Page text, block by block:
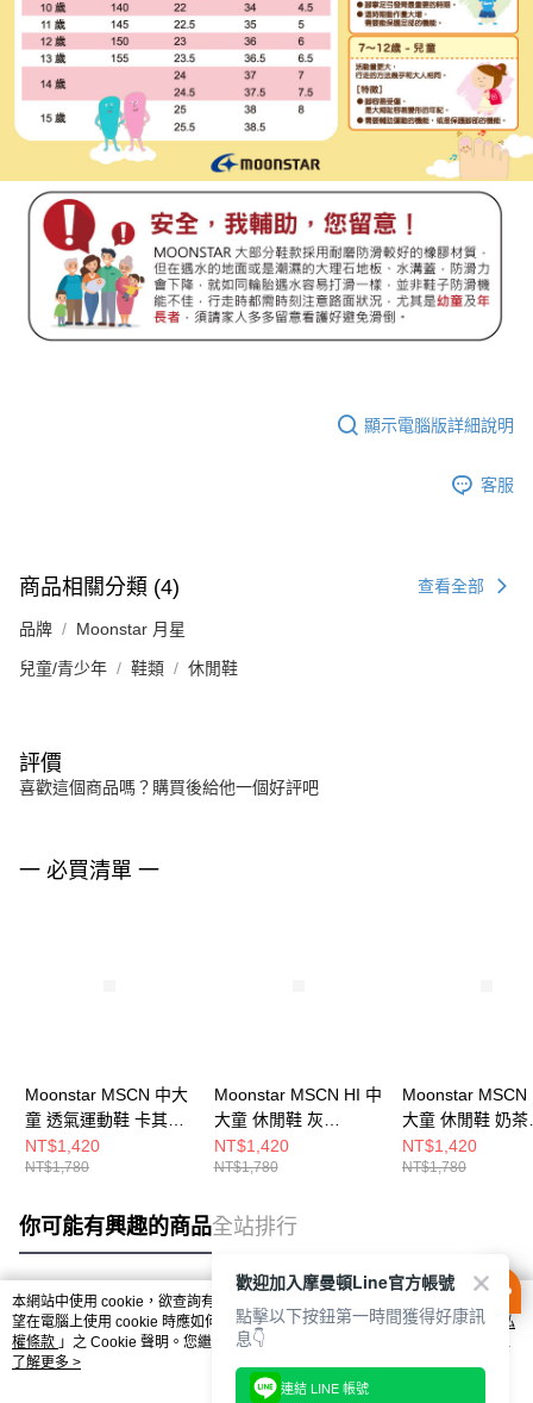
顯示電腦版詳細說明
客服
商品相關分類 (4) 查看全部
品牌 Moonstar 月星
兒童/青少年 鞋類 休閒鞋
評價
喜歡這個商品嗎？購買後給他一個好評吧
一 必買清單 一
Moonstar MSCN 中大
童 透氣運動鞋 卡其
MSCNC3238
NT$1,420
NT$1,780
Moonstar MSCN HI 中
大童 休閒鞋 灰
MSCNC4137
NT$1,420
NT$1,780
Moonstar MSCN
大童 休閒鞋 奶茶
MSCNC4133
NT$1,420
NT$1,780
你可能有興趣的商品全站排行
熱門標籤
本網站中使用 cookie，欲查詢有關本網站使用 cookie 方式之詳情，及若您不希
望在電腦上使用 cookie 時應如何變更電腦的 cookie 設定，請參閱本網站「
隱私
權條款 」之 Cookie 聲明。您繼續使用本網站即表示您同意本公司得按本網站使
用條款之 Cookie 聲明使用 cookie。
了解更多 >
歡迎加入摩曼頓Line官方帳號
點擊以下按鈕第一時間獲得好康訊
息👇
連結 LINE 帳號